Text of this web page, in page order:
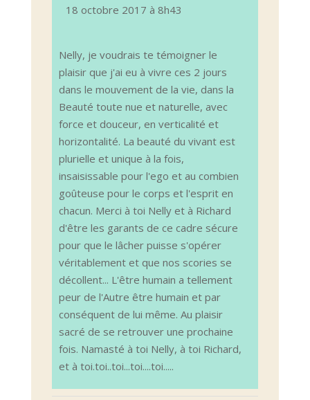
18 octobre 2017 à 8h43
Nelly, je voudrais te témoigner le
plaisir que j'ai eu à vivre ces 2 jours
dans le mouvement de la vie, dans la
Beauté toute nue et naturelle, avec
force et douceur, en verticalité et
horizontalité. La beauté du vivant est
plurielle et unique à la fois,
insaisissable pour l'ego et au combien
goûteuse pour le corps et l'esprit en
chacun. Merci à toi Nelly et à Richard
d'être les garants de ce cadre sécure
pour que le lâcher puisse s'opérer
véritablement et que nos scories se
décollent... L'être humain a tellement
peur de l'Autre être humain et par
conséquent de lui même. Au plaisir
sacré de se retrouver une prochaine
fois. Namasté à toi Nelly, à toi Richard,
et à toi.toi..toi...toi....toi.....